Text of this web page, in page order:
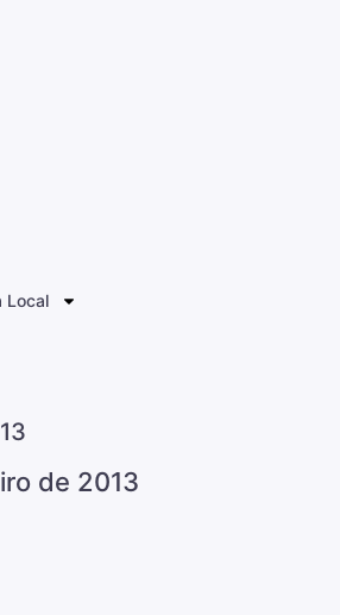
Local
de 2013